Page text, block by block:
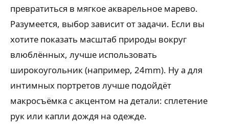
превратиться в мягкое акварельное марево.
Разумеется, выбор зависит от задачи. Если вы
хотите показать масштаб природы вокруг
влюблённых, лучше использовать
широкоугольник (например, 24mm). Ну а для
интимных портретов лучше подойдёт
макросъёмка с акцентом на детали: сплетение
рук или капли дождя на одежде.